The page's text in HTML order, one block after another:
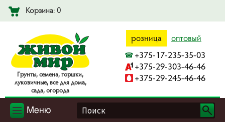
Корзина: 0
Гpyнты, ceмeнa, гopшки,
лyкoвичныe, вce для дoмa,
caдa, oгopoдa
розница оптовый
+375-17-235-35-03
+375-29-303-46-46
+375-29-245-46-46
Меню